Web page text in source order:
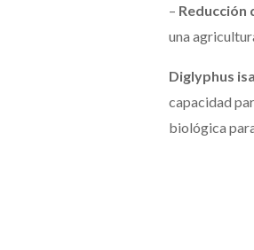
– Reducción
una
Diglyphus
capacidad
biológica